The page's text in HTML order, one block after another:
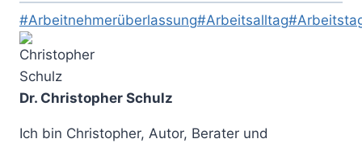
Schlagworte:
#Arbeitnehmerüberlassung#Arbeitsalltag#
Dr. Christopher Schulz
Ich bin Christopher, Autor, Berater und